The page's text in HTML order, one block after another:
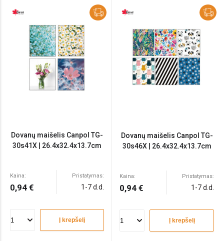
Dovanų maišelis Canpol TG-
30s41X | 26.4x32.4x13.7cm
Kaina:
0,94 €
Pristatymas:
1-7 d.d.
Į krepšelį
Dovanų maišelis Canpol TG-
30s46X | 26.4x32.4x13.7cm
Kaina:
0,94 €
Pristatymas:
1-7 d.d.
Į krepšelį